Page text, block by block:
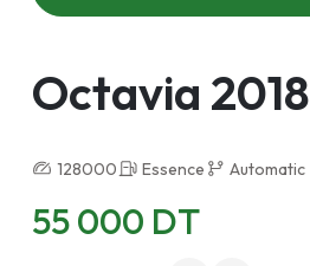
Octavia 2018
128000 Essence Automatic
55 000 DT